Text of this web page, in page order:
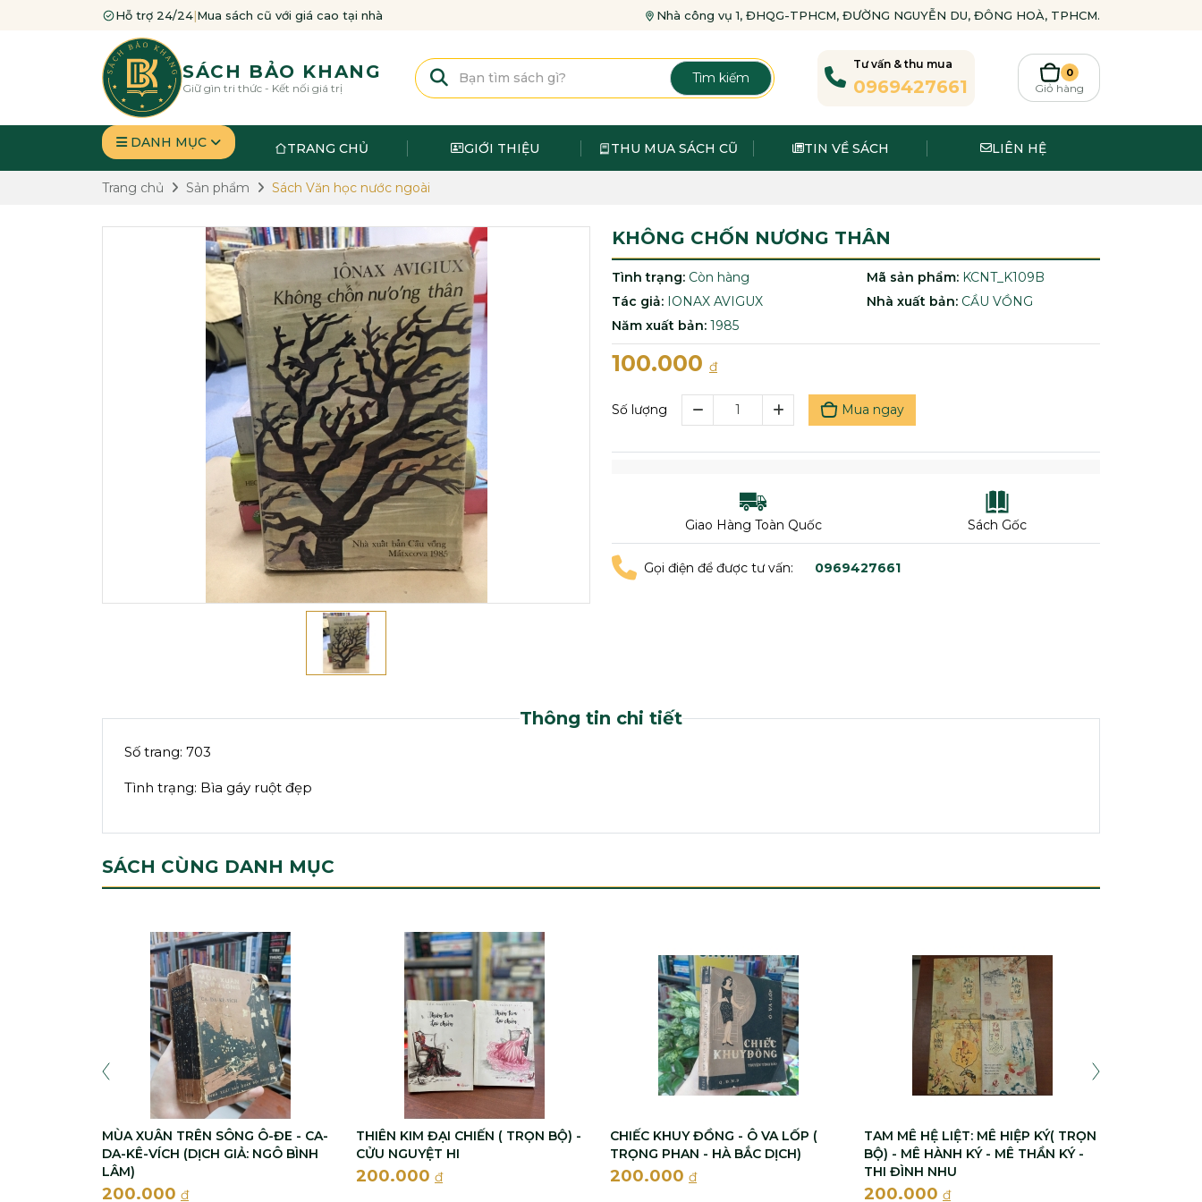
Hỗ trợ 24/24|Mua sách cũ với giá cao tại nhà Nhà công vụ 1, ĐHQG-TPHCM, ĐƯỜNG NGUYỄN DU, ĐÔNG HOÀ, TPHCM.
SÁCH BẢO KHANG
Giữ gìn tri thức - Kết nối giá trị
Tìm kiếm
Tư vấn & thu mua
0969427661
0
Giỏ hàng
DANH MỤC TRANG CHỦ GIỚI THIỆU THU MUA SÁCH CŨ TIN VỀ SÁCH LIÊN HỆ
Trang chủ Sản phẩm Sách Văn học nước ngoài
KHÔNG CHỐN NƯƠNG THÂN
Tình trạng: Còn hàng Mã sản phẩm: KCNT_K109B
Tác giả: IONAX AVIGUX Nhà xuất bản: CẦU VỒNG
Năm xuất bản: 1985
100.000 đ
Số lượng Mua ngay
Giao Hàng Toàn Quốc Sách Gốc
Gọi điện để được tư vấn: 0969427661
Thông tin chi tiết
Số trang: 703
Tình trạng: Bìa gáy ruột đẹp
SÁCH CÙNG DANH MỤC
MÙA XUÂN TRÊN SÔNG Ô-ĐE - CA-
DA-KÊ-VÍCH (DỊCH GIẢ: NGÔ BÌNH
LÂM)
200.000 đ
THIÊN KIM ĐẠI CHIẾN ( TRỌN BỘ) -
CỬU NGUYỆT HI
200.000 đ
CHIẾC KHUY ĐỒNG - Ô VA LỐP (
TRỌNG PHAN - HÀ BẮC DỊCH)
200.000 đ
TAM MÊ HỆ LIỆT: MÊ HIỆP KÝ( TRỌN
BỘ) - MÊ HÀNH KÝ - MÊ THẦN KÝ -
THI ĐÌNH NHU
200.000 đ